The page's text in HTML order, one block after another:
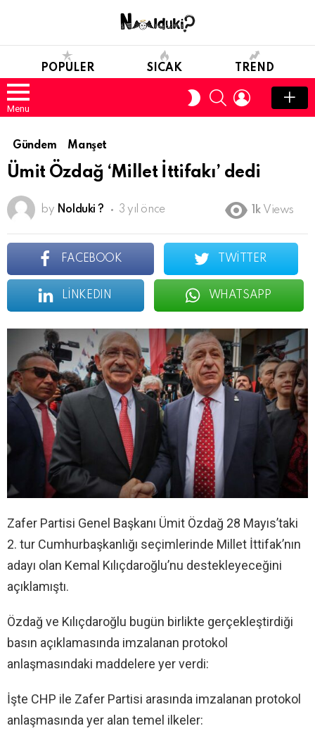
POPULER SICAK TREND
Menu
SWITCH
SKIN
SEARCHLOGIN
Gündem Manşet
Ümit Özdağ ‘Millet İttifakı’ dedi
by Nolduki ? 3 yıl önce 1k Views
FACEBOOK TWITTER
LINKEDIN WHATSAPP
Zafer Partisi Genel Başkanı Ümit Özdağ 28 Mayıs’taki
2. tur Cumhurbaşkanlığı seçimlerinde Millet İttifak’nın
adayı olan Kemal Kılıçdaroğlu’nu destekleyeceğini
açıklamıştı.
Özdağ ve Kılıçdaroğlu bugün birlikte gerçekleştirdiği
basın açıklamasında imzalanan protokol
anlaşmasındaki maddelere yer verdi:
İşte CHP ile Zafer Partisi arasında imzalanan protokol
anlaşmasında yer alan temel ilkeler: